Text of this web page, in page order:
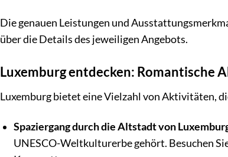
Die genauen Leistungen und
über die Details des jeweiligen Angebots.
Luxemburg entdecken: Romantische
Luxemburg bietet eine Vielzahl von Aktivitäten,
Spaziergang durch die Altstadt von
UNESCO-Weltkulturerbe gehört. Besuchen